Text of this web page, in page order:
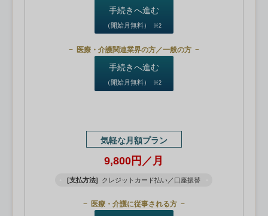
手続きへ進む
（開始月無料） ※2
医療・介護関連業界の方／一般の方
手続きへ進む
（開始月無料） ※2
気軽な月額プラン
9,800円／月
[支払方法] クレジットカード払い／口座振替
医療・介護に従事される方